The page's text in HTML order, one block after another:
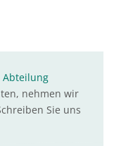
Abteilung
nehmen wir
Sie uns